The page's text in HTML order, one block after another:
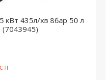
кВт 435л/хв 8бар 50 л
(7043945)